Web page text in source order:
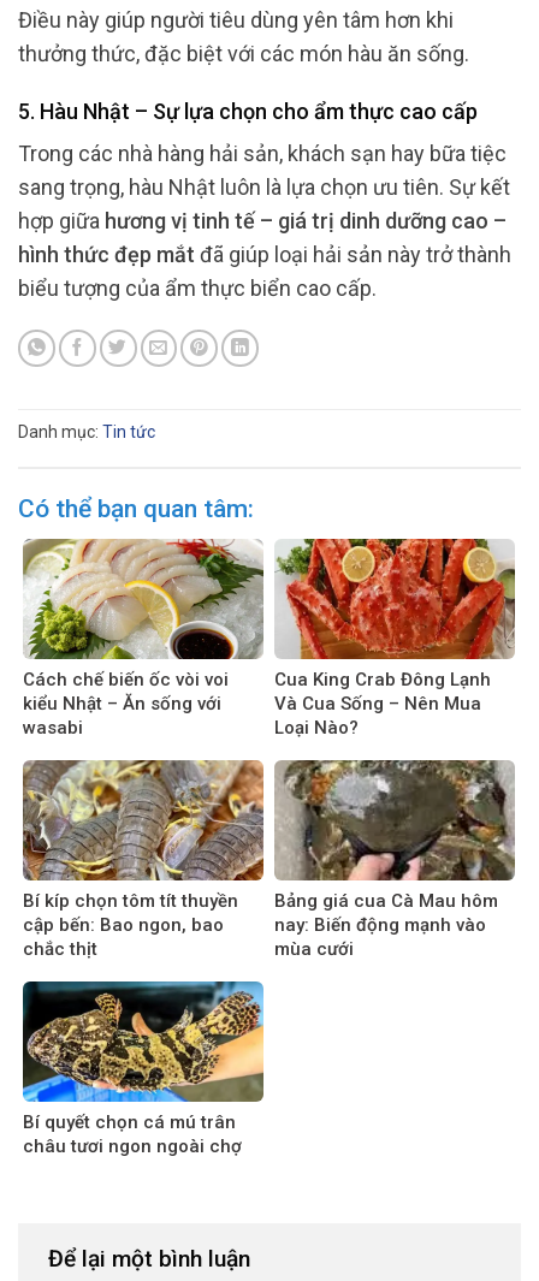
Điều này giúp người tiêu dùng yên tâm hơn khi
thưởng thức, đặc biệt với các món hàu ăn sống.
5. Hàu Nhật – Sự lựa chọn cho ẩm thực cao cấp
Trong các nhà hàng hải sản, khách sạn hay bữa tiệc
sang trọng, hàu Nhật luôn là lựa chọn ưu tiên. Sự kết
hợp giữa hương vị tinh tế – giá trị dinh dưỡng cao –
hình thức đẹp mắt đã giúp loại hải sản này trở thành
biểu tượng của ẩm thực biển cao cấp.
Danh mục: Tin tức
Có thể bạn quan tâm:
Cách chế biến ốc vòi voi
kiểu Nhật – Ăn sống với
wasabi
Cua King Crab Đông Lạnh
Và Cua Sống – Nên Mua
Loại Nào?
Bí kíp chọn tôm tít thuyền
cập bến: Bao ngon, bao
chắc thịt
Bảng giá cua Cà Mau hôm
nay: Biến động mạnh vào
mùa cưới
Bí quyết chọn cá mú trân
châu tươi ngon ngoài chợ
Để lại một bình luận